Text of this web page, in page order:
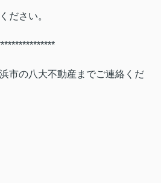
ださい。
市の八大不動産までご連絡くだ